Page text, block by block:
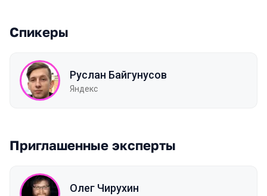
Спикеры
Руслан Байгунусов
Яндекс
Приглашенные эксперты
Олег Чирухин